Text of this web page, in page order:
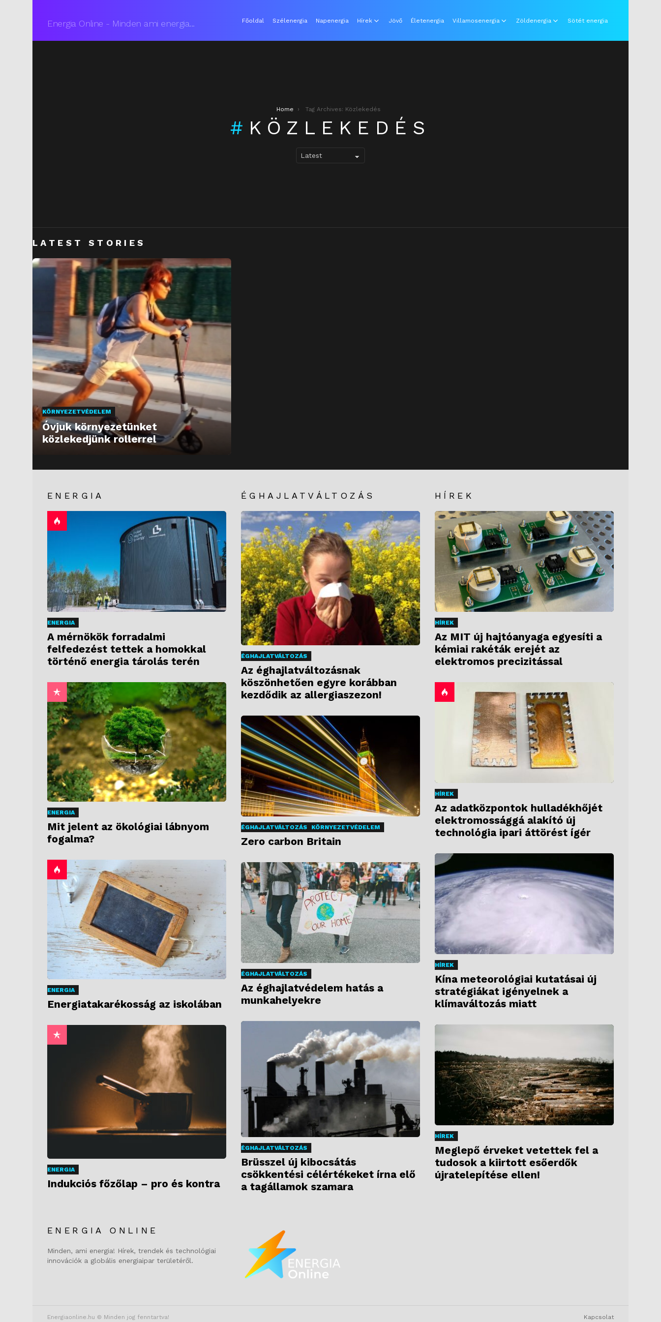
Energia Online - Minden ami energia... Főoldal Szélenergia Napenergia Hírek Jövő Életenergia Villamosenergia Zöldenergia Sötét energia
Home Tag Archives: Közlekedés
KÖZLEKEDÉS
LATEST STORIES
KÖRNYEZETVÉDELEM
Óvjuk környezetünket
közlekedjünk rollerrel
ENERGIA
ENERGIA
A mérnökök forradalmi
felfedezést tettek a homokkal
történő energia tárolás terén
ENERGIA
Mit jelent az ökológiai lábnyom
fogalma?
ENERGIA
Energiatakarékosság az iskolában
ENERGIA
Indukciós főzőlap – pro és kontra
ENERGIA ONLINE
Minden, ami energia! Hírek, trendek és technológiai
innovációk a globális energiaipar területéről.
ÉGHAJLATVÁLTOZÁS
ÉGHAJLATVÁLTOZÁS
Az éghajlatváltozásnak
köszönhetően egyre korábban
kezdődik az allergiaszezon!
ÉGHAJLATVÁLTOZÁS KÖRNYEZETVÉDELEM
Zero carbon Britain
ÉGHAJLATVÁLTOZÁS
Az éghajlatvédelem hatás a
munkahelyekre
ÉGHAJLATVÁLTOZÁS
Brüsszel új kibocsátás
csökkentési célértékeket írna elő
a tagállamok szamara
HÍREK
HÍREK
Az MIT új hajtóanyaga egyesíti a
kémiai rakéták erejét az
elektromos precizitással
HÍREK
Az adatközpontok hulladékhőjét
elektromossággá alakító új
technológia ipari áttörést ígér
HÍREK
Kína meteorológiai kutatásai új
stratégiákat igényelnek a
klímaváltozás miatt
HÍREK
Meglepő érveket vetettek fel a
tudosok a kiirtott esőerdők
újratelepítése ellen!
Energiaonline.hu © Minden jog fenntartva! Kapcsolat